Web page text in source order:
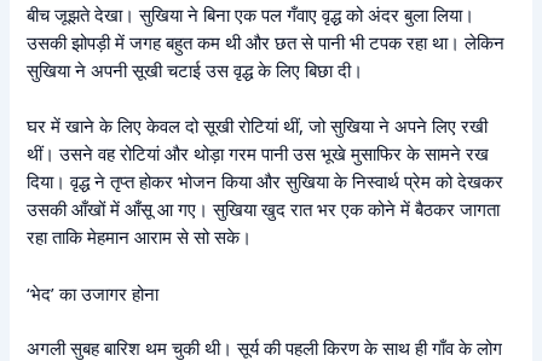
बीच जूझते देखा। सुखिया ने बिना एक पल गँवाए वृद्ध को अंदर बुला लिया।
उसकी झोपड़ी में जगह बहुत कम थी और छत से पानी भी टपक रहा था। लेकिन
सुखिया ने अपनी सूखी चटाई उस वृद्ध के लिए बिछा दी।
घर में खाने के लिए केवल दो सूखी रोटियां थीं, जो सुखिया ने अपने लिए रखी
थीं। उसने वह रोटियां और थोड़ा गरम पानी उस भूखे मुसाफिर के सामने रख
दिया। वृद्ध ने तृप्त होकर भोजन किया और सुखिया के निस्वार्थ प्रेम को देखकर
उसकी आँखों में आँसू आ गए। सुखिया खुद रात भर एक कोने में बैठकर जागता
रहा ताकि मेहमान आराम से सो सके।
‘भेद’ का उजागर होना
अगली सुबह बारिश थम चुकी थी। सूर्य की पहली किरण के साथ ही गाँव के लोग